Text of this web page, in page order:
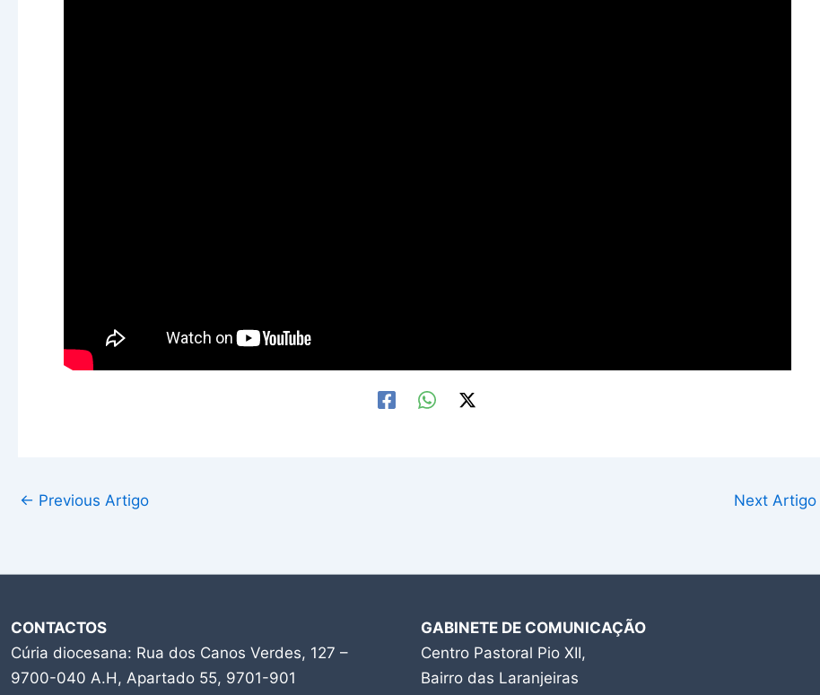
← Previous Artigo Next Artigo
CONTACTOS
Cúria diocesana: Rua dos Canos Verdes, 127 –
9700-040 A.H, Apartado 55, 9701-901
GABINETE DE COMUNICAÇÃO
Centro Pastoral Pio XII,
Bairro das Laranjeiras